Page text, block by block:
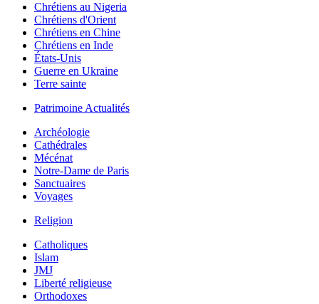
Chrétiens au Nigeria
Chrétiens d'Orient
Chrétiens en Chine
Chrétiens en Inde
États-Unis
Guerre en Ukraine
Terre sainte
Patrimoine Actualités
Archéologie
Cathédrales
Mécénat
Notre-Dame de Paris
Sanctuaires
Voyages
Religion
Catholiques
Islam
JMJ
Liberté religieuse
Orthodoxes